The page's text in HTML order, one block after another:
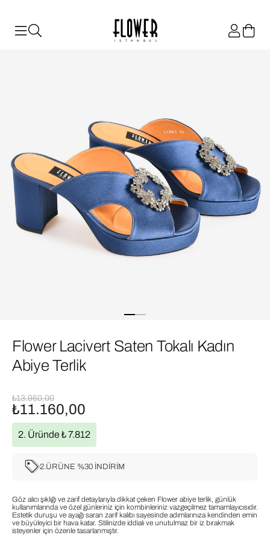
ISTANBUL
Flower Lacivert Saten Tokalı Kadın
Abiye Terlik
₺13.950,00
₺11.160,00
2.ÜRÜNE %30 İNDİRİM
2. Üründe ₺ 7.812
Göz alıcı şıklığı ve zarif detaylarıyla dikkat çeken Flower abiye terlik, günlük
kullanımlarında ve özel günleriniz için kombinleriniz vazgeçilmez tamamlayıcısıdır.
Estetik duruşu ve ayağı saran zarif kalıbı sayesinde adımlarınıza kendinden emin
ve büyüleyici bir hava katar. Stilinizde iddialı ve unutulmaz bir iz bırakmak
isteyenler için özenle tasarlanmıştır.